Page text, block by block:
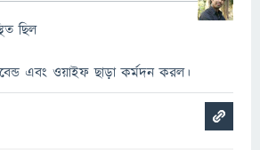
ছিল
এবং ওয়াইফ ছাড়া কর্মদন করল।